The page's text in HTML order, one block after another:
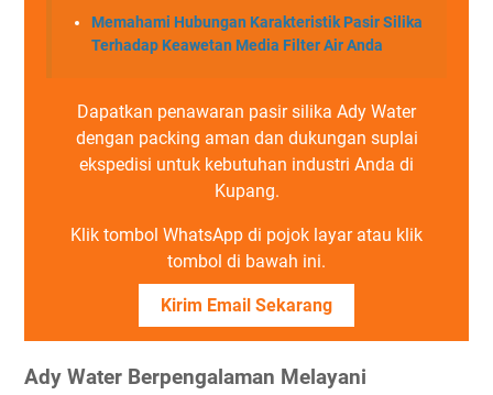
Memahami Hubungan Karakteristik Pasir Silika
Terhadap Keawetan Media Filter Air Anda
Dapatkan penawaran pasir silika Ady Water
dengan packing aman dan dukungan suplai
ekspedisi untuk kebutuhan industri Anda di
Kupang.
Klik tombol WhatsApp di pojok layar atau klik
tombol di bawah ini.
Kirim Email Sekarang
Ady Water Berpengalaman Melayani